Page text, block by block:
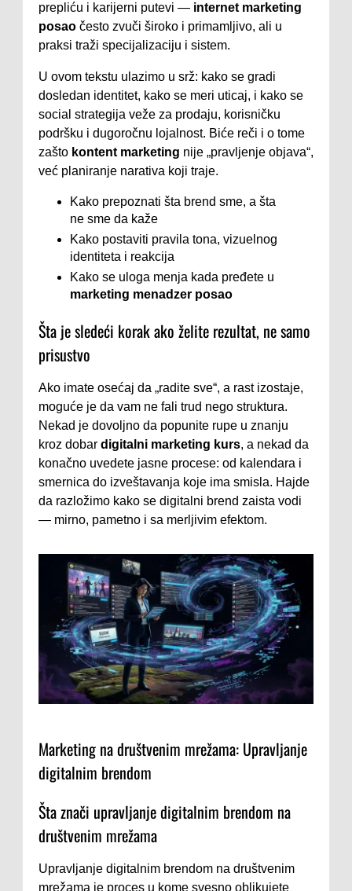
prepliću i karijerni putevi — internet marketing
posao često zvuči široko i primamljivo, ali u
praksi traži specijalizaciju i sistem.
U ovom tekstu ulazimo u srž: kako se gradi
dosledan identitet, kako se meri uticaj, i kako se
social strategija veže za prodaju, korisničku
podršku i dugoročnu lojalnost. Biće reči i o tome
zašto kontent marketing nije „pravljenje objava“,
već planiranje narativa koji traje.
Kako prepoznati šta brend sme, a šta
ne sme da kaže
Kako postaviti pravila tona, vizuelnog
identiteta i reakcija
Kako se uloga menja kada pređete u
marketing menadzer posao
Šta je sledeći korak ako želite rezultat, ne samo
prisustvo
Ako imate osećaj da „radite sve“, a rast izostaje,
moguće je da vam ne fali trud nego struktura.
Nekad je dovoljno da popunite rupe u znanju
kroz dobar digitalni marketing kurs, a nekad da
konačno uvedete jasne procese: od kalendara i
smernica do izveštavanja koje ima smisla. Hajde
da razložimo kako se digitalni brend zaista vodi
— mirno, pametno i sa merljivim efektom.
Marketing na društvenim mrežama: Upravljanje
digitalnim brendom
Šta znači upravljanje digitalnim brendom na
društvenim mrežama
Upravljanje digitalnim brendom na društvenim
mrežama je proces u kome svesno oblikujete